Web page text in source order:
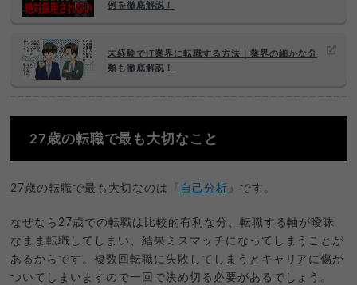
例を徹底解説！
未経験でIT業界に転職する方法｜業界の細かな分
類も徹底解説！
27歳の転職で最も大切なこと
27歳の転職で最も大切なのは『 自己分析 』です。
なぜなら27歳での転職は比較的有利な分、転職する軸が曖昧
なまま転職してしまい、結果ミスマッチになってしまうことが
あるからです。複数回転職に失敗してしまうとキャリアに傷が
ついてしまいますので一回で決め切る必要があるでしょう。